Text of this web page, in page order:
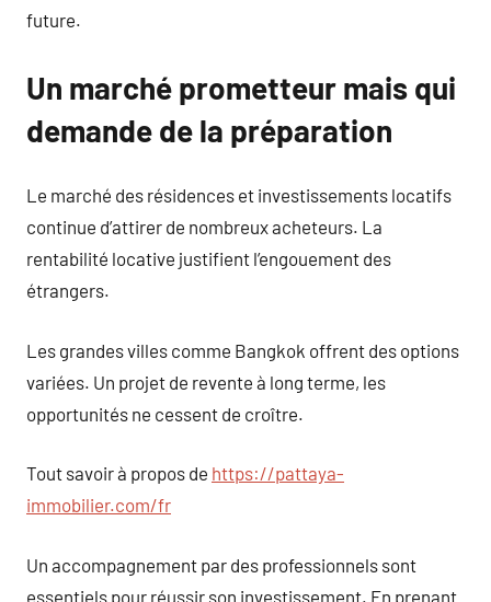
future.
Un marché prometteur mais qui
demande de la préparation
Le marché des résidences et investissements locatifs
continue d’attirer de nombreux acheteurs. La
rentabilité locative justifient l’engouement des
étrangers.
Les grandes villes comme Bangkok offrent des options
variées. Un projet de revente à long terme, les
opportunités ne cessent de croître.
Tout savoir à propos de https://pattaya-
immobilier.com/fr
Un accompagnement par des professionnels sont
essentiels pour réussir son investissement. En prenant